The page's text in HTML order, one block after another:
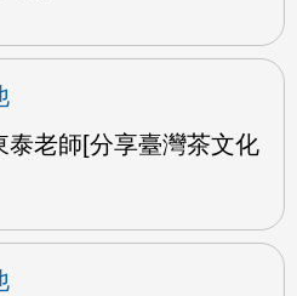
泰老師[分享臺灣茶文化